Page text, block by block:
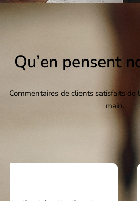
Qu’en pensent
Commentaires de clients satisfaits
main.